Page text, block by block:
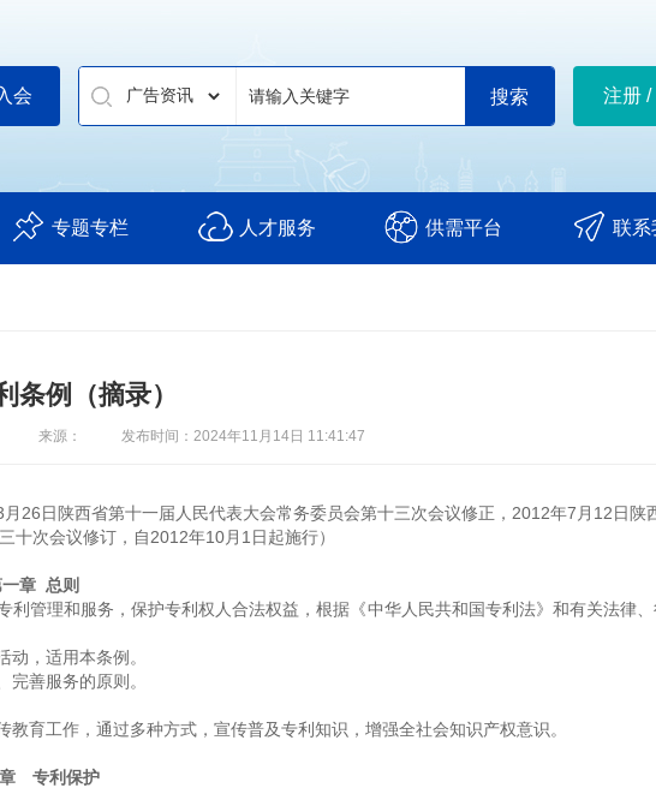
注册 /
会
专题专栏 人才服务 供需平台 联系
条例（摘录）
来源： 发布时间：2024年11月14日 11:41:47
26日陕西省第十一届人民代表大会常务委员会第十三次会议修正，2012年7月12日陕
十次会议修订，自2012年10月1日起施行）
章 总则
管理和服务，保护专利权人合法权益，根据《中华人民共和国专利法》和有关法律
，适用本条例。
善服务的原则。
育工作，通过多种方式，宣传普及专利知识，增强全社会知识产权意识。
专利保护